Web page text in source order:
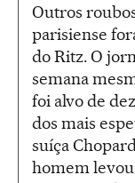
Outros
parisiense
do Ritz. O
semana
foi alvo de
dos mais
suíça
homem